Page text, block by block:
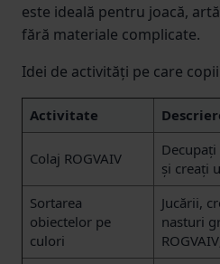
este ideală pentru joacă,
fără materiale complicate.
Idei de activități pe care
Activitate
Colaj ROGVAIV
și creați
Sortarea
obiectelor pe
culori
Jucării,
nasturi